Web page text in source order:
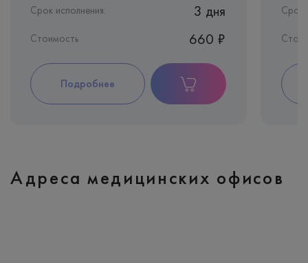
Срок исполнения: 3 дня
Стоимость 660 ₽
Подробнее
Срок
Адреса медицинских офисов